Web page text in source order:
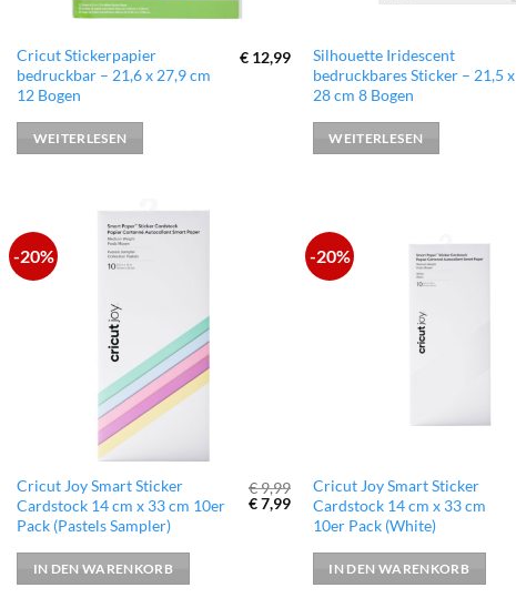
Cricut Stickerpapier
bedruckbar – 21,6 x 27,9 cm
12 Bogen
€ 12,99
WEITERLESEN
Silhouette Iridescent
bedruckbares Sticker – 21,5 x
28 cm 8 Bogen
WEITERLESEN
-20%
Cricut Joy Smart Sticker
Cardstock 14 cm x 33 cm 10er
Pack (Pastels Sampler)
€9,99
Ursprünglicher
Preis
€7,99Aktueller
Preis
€ 7,99.
IN DEN WARENKORB
-20%
Cricut Joy Smart Sticker
Cardstock 14 cm x 33 cm
10er Pack (White)
IN DEN WARENKORB